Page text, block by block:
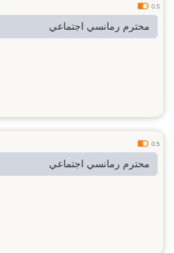
0.5
محترم رمانسي اجتماعي
0.5
محترم رمانسي اجتماعي